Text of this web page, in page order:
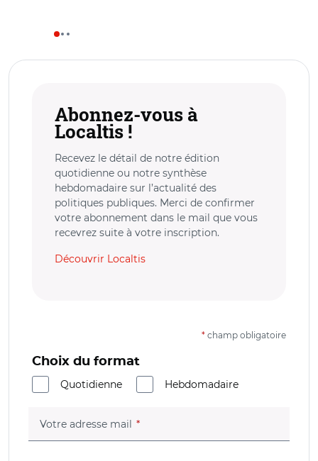
Abonnez-vous à
Localtis !
Recevez le détail de notre édition
quotidienne ou notre synthèse
hebdomadaire sur l’actualité des
politiques publiques. Merci de confirmer
votre abonnement dans le mail que vous
recevrez suite à votre inscription.
Découvrir Localtis
* champ obligatoire
Choix du format
Quotidienne
Hebdomadaire
Votre adresse mail (champ obligatoire)